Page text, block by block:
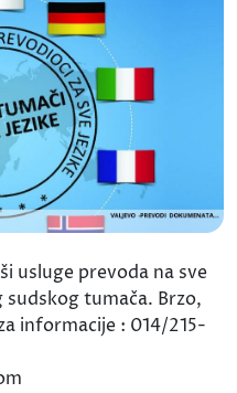
usluge prevoda na sve
sudskog tumača. Brzo,
informacije : 014/215-